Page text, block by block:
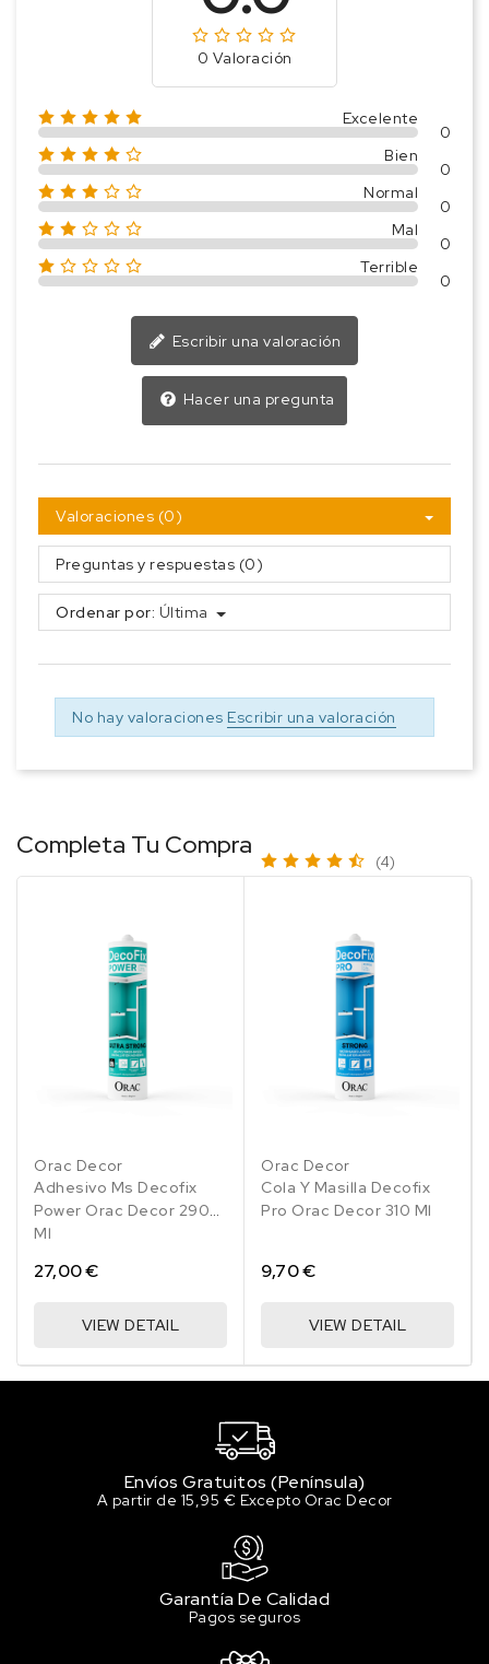
0 Valoración
Excelente
0
Bien
0
Normal
0
Mal
0
Terrible
0
Escribir una valoración
Hacer una pregunta
Valoraciones (0)
Preguntas y respuestas (0)
Ordenar por: Última
No hay valoraciones Escribir una valoración
Completa Tu Compra
Orac Decor
Adhesivo Ms Decofix
Power Orac Decor 290
Ml
27,00 €
VIEW DETAIL
Orac Decor
Cola Y Masilla Decofix
Pro Orac Decor 310 Ml
(4)
9,70 €
VIEW DETAIL
Envíos Gratuitos (Península)
A partir de 15,95 € Excepto Orac Decor
Garantía De Calidad
Pagos seguros